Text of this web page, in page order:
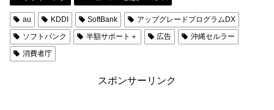
au KDDI SoftBank
アップグレードプログラムDX
ソフトバンク
半額サポート＋ 広告
沖縄セルラー
消費者庁
スポンサーリンク